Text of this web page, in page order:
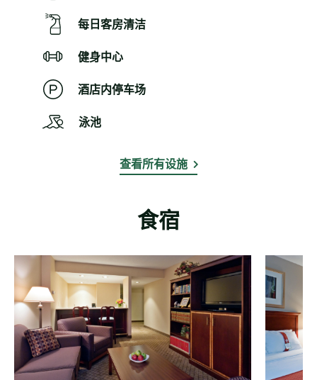
每日客房清洁
健身中心
酒店内停车场
泳池
查看所有设施
食宿